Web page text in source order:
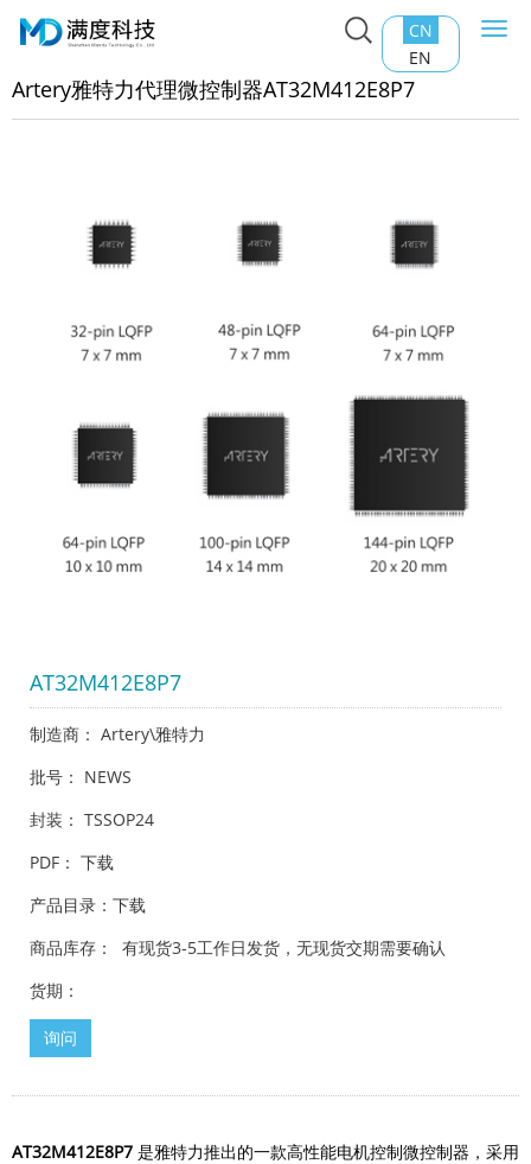
CN
EN
主页>产品中心>SOC芯片
Artery雅特力代理微控制器
Artery雅特力代理微控制器AT32M412E8P7
AT32M412E8P7
制造商： Artery\雅特力
批号： NEWS
封装： TSSOP24
PDF： 下载
产品目录： 下载
商品库存： 有现货3-5工作日发货，无现货交期需要确认
货期：
询问
AT32M412E8P7 是雅特力推出的一款高性能电机控制微控制器，采用